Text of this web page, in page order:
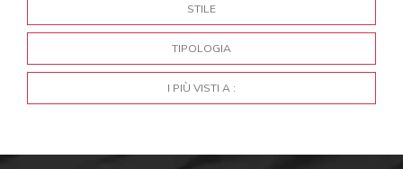
STILE
TIPOLOGIA
I PIÙ VISTI A :